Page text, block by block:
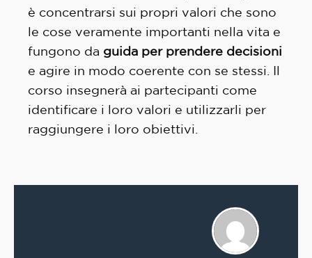
è concentrarsi sui propri valori che sono
le cose veramente importanti nella vita e
fungono da guida per prendere decisioni
e agire in modo coerente con se stessi. Il
corso insegnerà ai partecipanti come
identificare i loro valori e utilizzarli per
raggiungere i loro obiettivi.